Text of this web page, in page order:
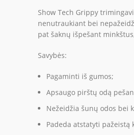
Show Tech Grippy
nenutraukiant bei
pat šaknų išpešant
Savybės:
Pagaminti iš gumos;
Apsaugo pirštų odą
Nežeidžia šunų odos bei
Padeda atstatyti pažeistą